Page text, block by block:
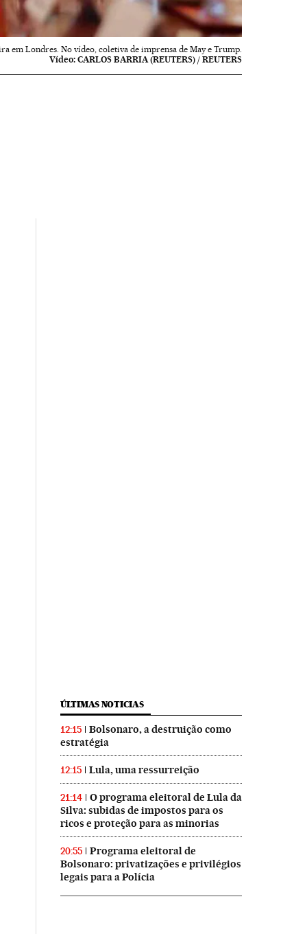
em Londres. No vídeo, coletiva de imprensa de May e Trump.
Vídeo: CARLOS BARRIA (REUTERS) / REUTERS
ÚLTIMAS NOTICIAS
12:15
Bolsonaro, a destruição como
estratégia
12:15 Lula, uma ressurreição
21:14
O programa eleitoral de Lula da
Silva: subidas de impostos para os
ricos e proteção para as minorias
20:55
Programa eleitoral de
Bolsonaro: privatizações e privilégios
legais para a Polícia